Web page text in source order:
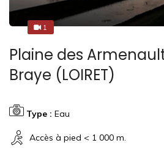
1
1
Plaine des
Braye (LOIRET)
Type : Eau
Accès à pied < 1 000 m.